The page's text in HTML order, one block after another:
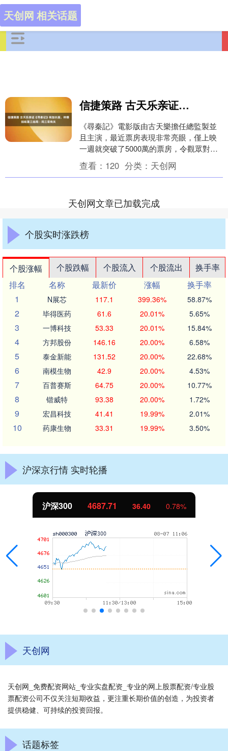
天创网 相关话题
信捷策路 古天乐亲证《寻秦记》有加长版，仲爆拍咗第三结局︰同三哥有关
《尋秦記》電影版由古天樂擔任總監製並
且主演，最近票房表現非常亮眼，僅上映
一週就突破了5000萬的票房，令觀眾對電
影的情節展開了熱烈的討論。日前，古天
樂在占皮的Y....
查看： 120 分类： 天创网
天创网文章已加载完成
个股实时涨跌榜
个股涨幅 个股跌幅 个股流入 个股流出
换手率
排名
名称 最新价 涨幅
换手率
1
N展芯 117.1 399.36% 58.87%
2 毕得医药 61.6 20.01% 5.65%
3 一博科技 53.33 20.01% 15.84%
4 方邦股份 146.16 20.00% 6.58%
5 泰金新能 131.52 20.00% 22.68%
6 南模生物 42.9 20.00% 4.53%
7 百普赛斯 64.75 20.00% 10.77%
8 锴威特 93.38 20.00% 1.72%
9 宏昌科技 41.41 19.99% 2.01%
10 药康生物 33.31 19.99% 3.50%
沪深京行情 实时轮播
沪深300 4687.71 36.40 0.78%
天创网
天创网_免费配资网站_专业实盘配资_专业的网上股票配资/专业股
票配资公司不仅关注短期收益，更注重长期价值的创造，为投资者
提供稳健、可持续的投资回报。
话题标签